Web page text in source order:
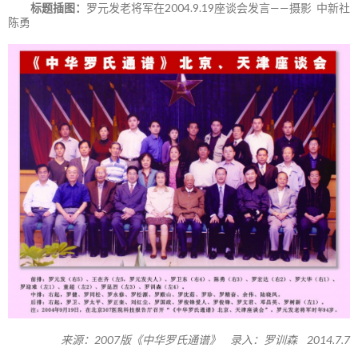
标题插图： 罗元发老将军在2004.9.19座谈会发言——摄影 中新社
陈勇
来源：2007版《中华罗氏通谱》 录入：罗训森 2014.7.7